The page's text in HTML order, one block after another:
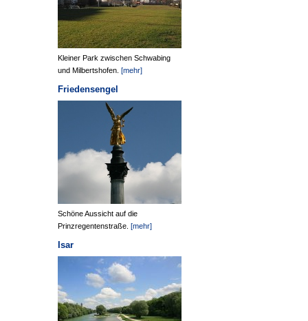
Kleiner Park zwischen Schwabing
und Milbertshofen. [mehr]
Friedensengel
Schöne Aussicht auf die
Prinzregentenstraße. [mehr]
Isar